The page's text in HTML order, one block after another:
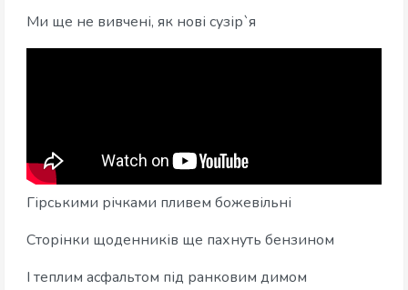
Ми ще не вивчені, як нові сузір`я
Гірськими річками пливем божевільні
Сторінки щоденників ще пахнуть бензином
І теплим асфальтом під ранковим димом